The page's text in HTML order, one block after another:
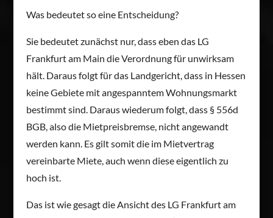
Was bedeutet so eine Entscheidung?
Sie bedeutet zunächst nur, dass eben das LG
Frankfurt am Main die Verordnung für unwirksam
hält. Daraus folgt für das Landgericht, dass in Hessen
keine Gebiete mit angespanntem Wohnungsmarkt
bestimmt sind. Daraus wiederum folgt, dass § 556d
BGB, also die Mietpreisbremse, nicht angewandt
werden kann. Es gilt somit die im Mietvertrag
vereinbarte Miete, auch wenn diese eigentlich zu
hoch ist.
Das ist wie gesagt die Ansicht des LG Frankfurt am